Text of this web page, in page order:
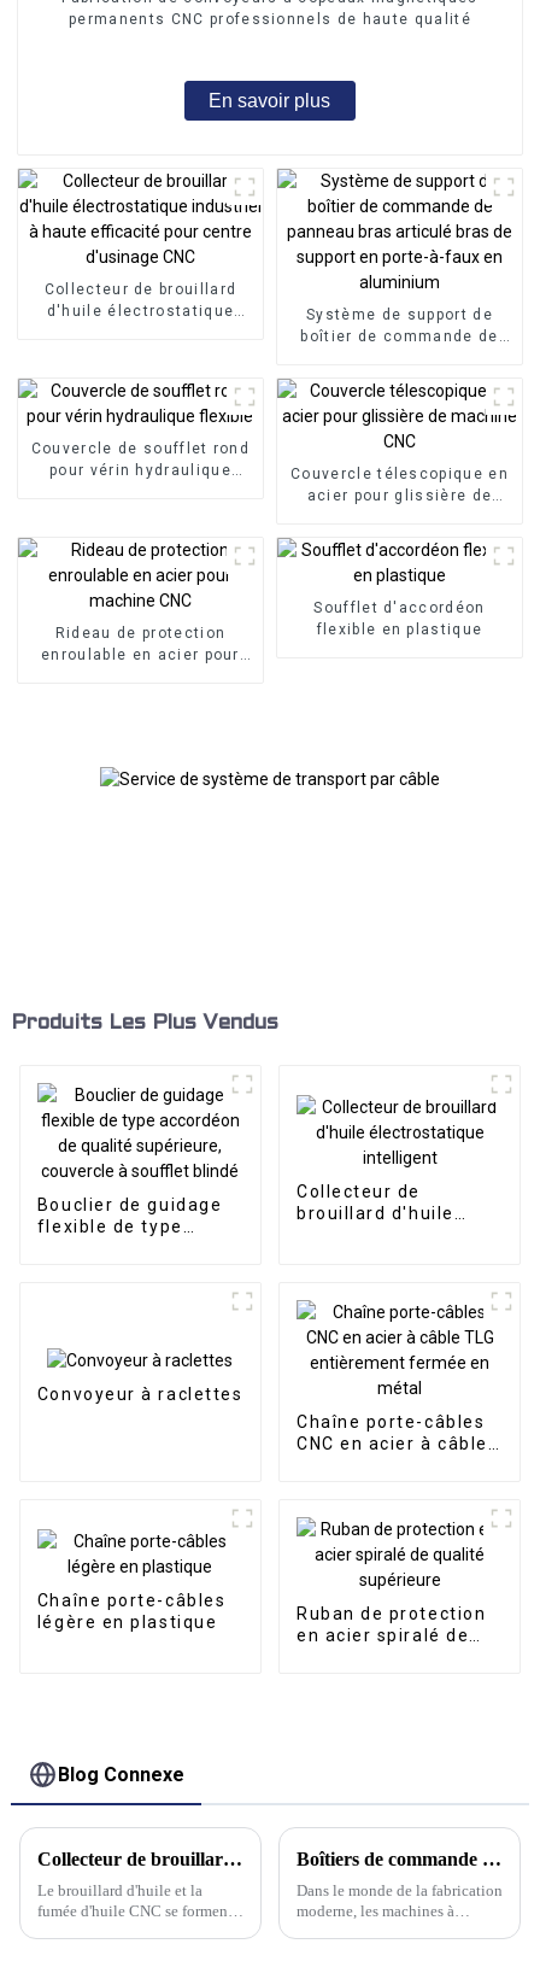
permanents CNC professionnels de haute qualité
En savoir plus
Collecteur de brouillard
d'huile électrostatique
Système de support de
boîtier de commande de
de support en porte-à-faux
en aluminium
Couvercle de soufflet rond
pour vérin hydraulique
Couvercle télescopique en
acier pour glissière de
Rideau de protection
enroulable en acier pour
Soufflet d'accordéon
flexible en plastique
Produits Les Plus Vendus
Bouclier de guidage
flexible de type
Collecteur de
brouillard d'huile
Convoyeur à raclettes
Chaîne porte-câbles
CNC en acier à câble
Chaîne porte-câbles
légère en plastique
Ruban de protection
en acier spiralé de
Blog Connexe
Collecteur de brouillard d'huile — une solution propre pour les personnes, les machines et l'environnement
Le brouillard d'huile et la
fumée d'huile CNC se forment
Boîtiers de commande en porte-à-faux pour machines CNC : une introduction complète
Dans le monde de la fabrication
moderne, les machines à